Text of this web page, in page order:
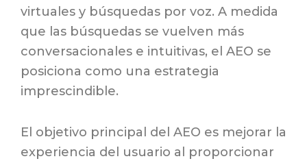
virtuales y búsquedas por voz. A medida
que las búsquedas se vuelven más
conversacionales e intuitivas, el AEO se
posiciona como una estrategia
imprescindible.
El objetivo principal del AEO es mejorar la
experiencia del usuario al proporcionar